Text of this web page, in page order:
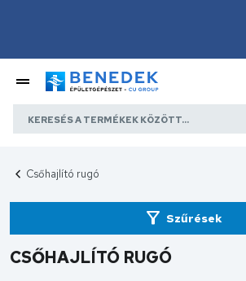
Csőhajlító rugó
CSŐHAJLÍTÓ RUGÓ
Szűrések